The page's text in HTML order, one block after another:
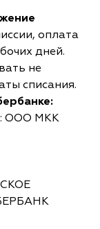
оплата
дней.
не
списания.
ООО МКК